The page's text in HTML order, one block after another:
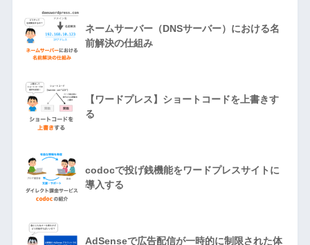
ネームサーバー（DNSサーバー）における名
前解決の仕組み
【ワードプレス】ショートコードを上書きす
る
codocで投げ銭機能をワードプレスサイトに
導入する
AdSenseで広告配信が一時的に制限された体